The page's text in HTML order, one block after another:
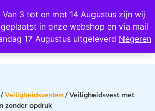
3 tot en met 14 Augustus zijn wij
in onze webshop en via mail
17 Augustus uitgeleverd Negeren
scoren een 4,8 op Google
/Veiligheidsvesten / Veiligheidsvest met
zonder opdruk